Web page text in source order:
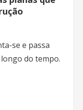
se e passa
do tempo.